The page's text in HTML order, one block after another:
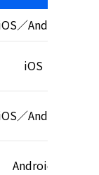
／Android
iOS
／Android
Android